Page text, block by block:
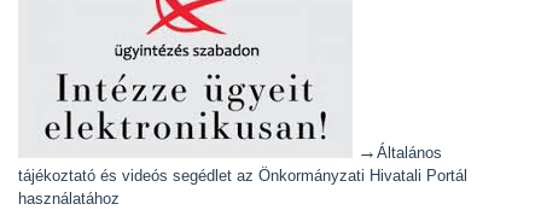
→ Általános
tájékoztató és videós segédlet az Önkormányzati Hivatali Portál
használatához